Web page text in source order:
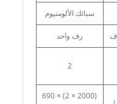
سبائك الألومنيوم
رف واحد
2
(2000 × 2) × 690